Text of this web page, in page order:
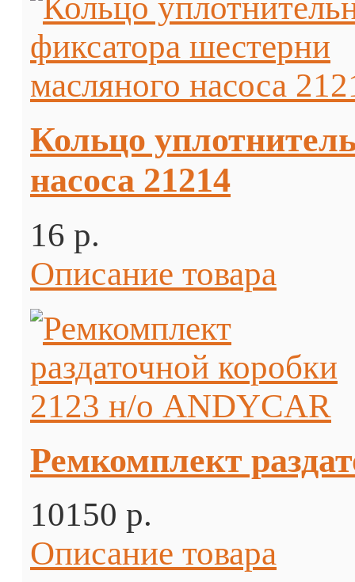
Кольцо
насоса 21214
16 p.
Описание товара
Ремкомплект
10150 p.
Описание товара